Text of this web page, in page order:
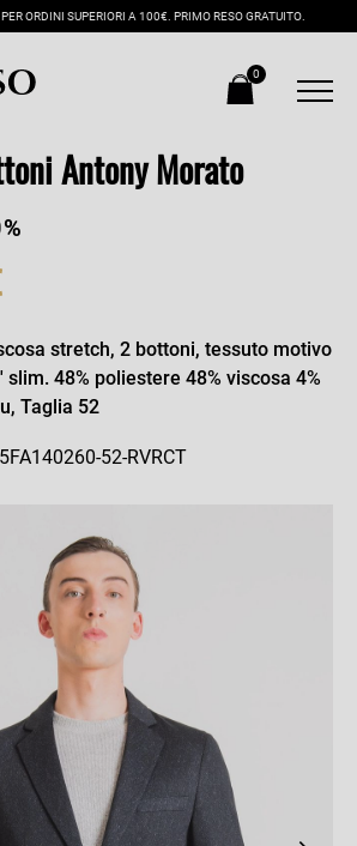
ORDINI SUPERIORI A 100€. PRIMO RESO GRATUITO.
0
Antony Morato
stretch, 2 bottoni, tessuto motivo
48% poliestere 48% viscosa 4%
Taglia 52
52-RVRCT